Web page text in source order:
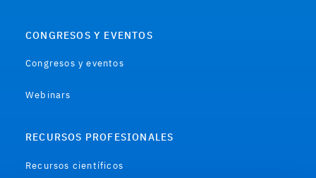
CONGRESOS Y EVENTOS
Congresos y eventos
Webinars
RECURSOS PROFESIONALES
Recursos científicos